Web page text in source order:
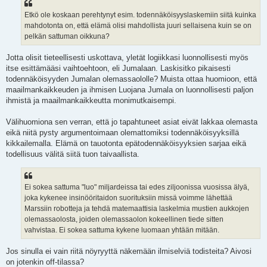
Etkö ole koskaan perehtynyt esim. todennäköisyyslaskemiin siitä kuinka
mahdotonta on, että elämä olisi mahdollista juuri sellaisena kuin se on
pelkän sattuman oikkuna?
Jotta olisit tieteellisesti uskottava, yletät logiikkasi luonnollisesti myös
itse esittämääsi vaihtoehtoon, eli Jumalaan. Laskisitko pikaisesti
todennäköisyyden Jumalan olemassaololle? Muista ottaa huomioon, että
maailmankaikkeuden ja ihmisen Luojana Jumala on luonnollisesti paljon
ihmistä ja maailmankaikkeutta monimutkaisempi.
Välihuomiona sen verran, että jo tapahtuneet asiat eivät lakkaa olemasta
eikä niitä pysty argumentoimaan olemattomiksi todennäköisyyksillä
kikkailemalla. Elämä on tauotonta epätodennäköisyyksien sarjaa eikä
todellisuus välitä siitä tuon taivaallista.
Ei sokea sattuma "luo" miljardeissa tai edes ziljoonissa vuosissa älyä,
joka kykenee insinööritaidon suorituksiin missä voimme lähettää
Marssiin robotteja ja tehdä matemaattisia laskelmia mustien aukkojen
olemassaolosta, joiden olemassaolon kokeellinen tiede sitten
vahvistaa. Ei sokea sattuma kykene luomaan yhtään mitään.
Jos sinulla ei vain riitä nöyryyttä näkemään ilmiselviä todisteita? Aivosi
on jotenkin off-tilassa?